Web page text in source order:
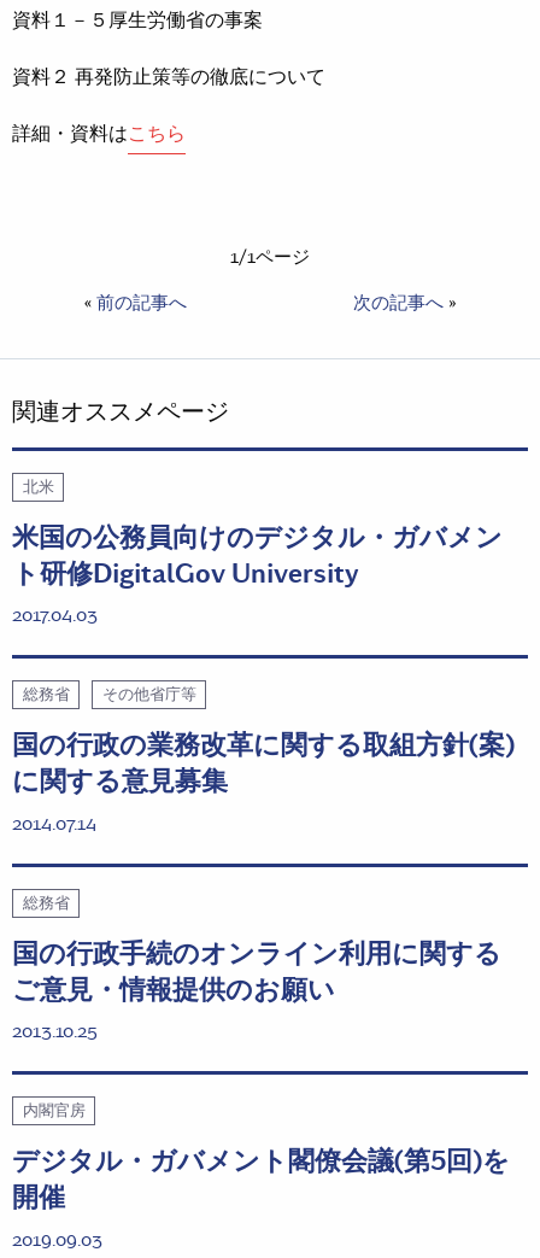
資料１－５厚生労働省の事案
資料２ 再発防止策等の徹底について
詳細・資料はこちら
1/1ページ
« 前の記事へ 次の記事へ »
関連オススメページ
北米
米国の公務員向けのデジタル・ガバメン
ト研修DigitalGov University
2017.04.03
総務省 その他省庁等
国の行政の業務改革に関する取組方針(案)
に関する意見募集
2014.07.14
総務省
国の行政手続のオンライン利用に関する
ご意見・情報提供のお願い
2013.10.25
内閣官房
デジタル・ガバメント閣僚会議(第5回)を
開催
2019.09.03